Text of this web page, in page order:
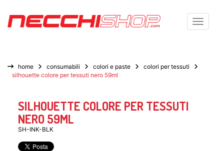
Toggle
home consumabili colori e paste
colori per tessuti
silhouette colore per tessuti nero 59ml
SILHOUETTE COLORE PER TESSUTI
NERO 59ML
SH-INK-BLK